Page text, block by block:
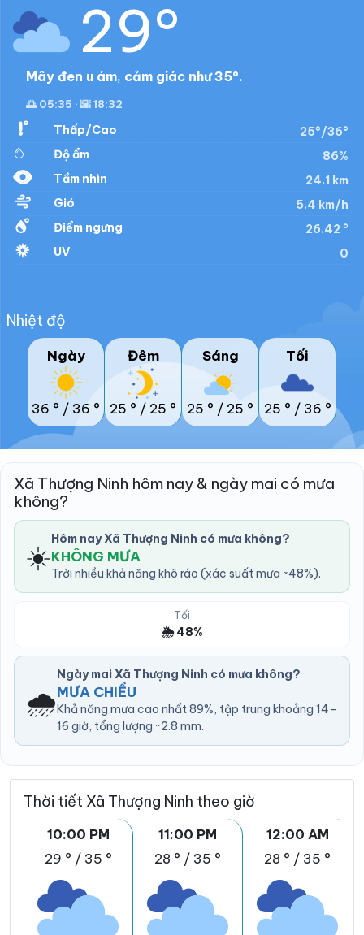
29°
Mây đen u ám, cảm giác như 35°.
🌅 05:35 · 🌇 18:32
Thấp/Cao
25°/36°
Độ ẩm
86%
Tầm nhìn
24.1 km
Gió
5.4 km/h
Điểm ngưng
26.42 °
UV
0
Nhiệt độ
Ngày
36 ° / 36 °
Đêm
25 ° / 25 °
Sáng
25 ° / 25 °
Tối
25 ° / 36 °
Xã Thượng Ninh hôm nay & ngày mai có mưa
không?
☀️ Hôm nay Xã Thượng Ninh có mưa không?
KHÔNG MƯA
Trời nhiều khả năng khô ráo (xác suất mưa ~48%).
Tối
🌦️ 48%
🌧️
Ngày mai Xã Thượng Ninh có mưa không?
MƯA CHIỀU
Khả năng mưa cao nhất 89%, tập trung khoảng 14–
16 giờ, tổng lượng ~2.8 mm.
Thời tiết Xã Thượng Ninh theo giờ
10:00 PM
29 ° / 35 °
11:00 PM
28 ° / 35 °
12:00 AM
28 ° / 35 °